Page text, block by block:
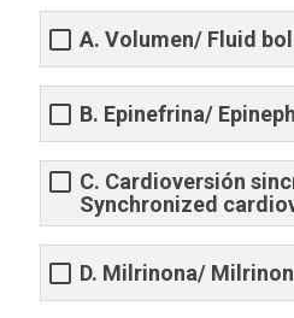
A. Volumen/ Fluid
B. Epinefrina/
C. Cardioversión
Synchronized
D. Milrinona/